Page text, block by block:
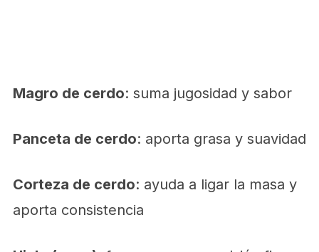
Magro de cerdo: suma jugosidad y sabor
Panceta de cerdo: aporta grasa y suavidad
Corteza de cerdo: ayuda a ligar la masa y
aporta consistencia